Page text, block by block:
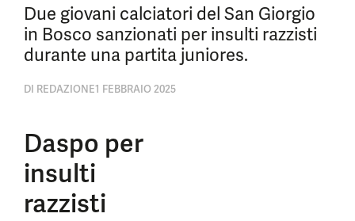
Due giovani calciatori del San Giorgio
in Bosco sanzionati per insulti razzisti
durante una partita juniores.
DI REDAZIONE1 FEBBRAIO 2025
Daspo per
insulti
razzisti